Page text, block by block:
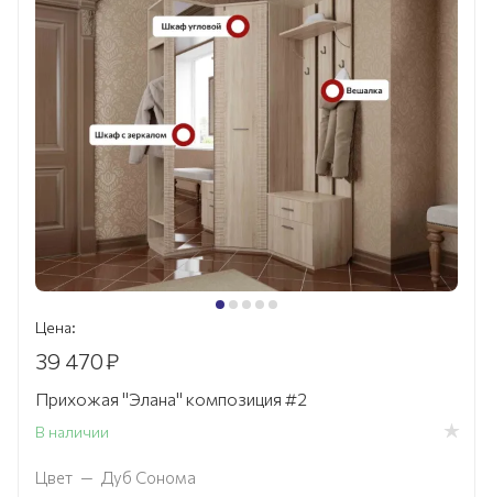
Цена:
39 470₽
Прихожая "Элана" композиция #2
В наличии
Цвет — Дуб Сонома